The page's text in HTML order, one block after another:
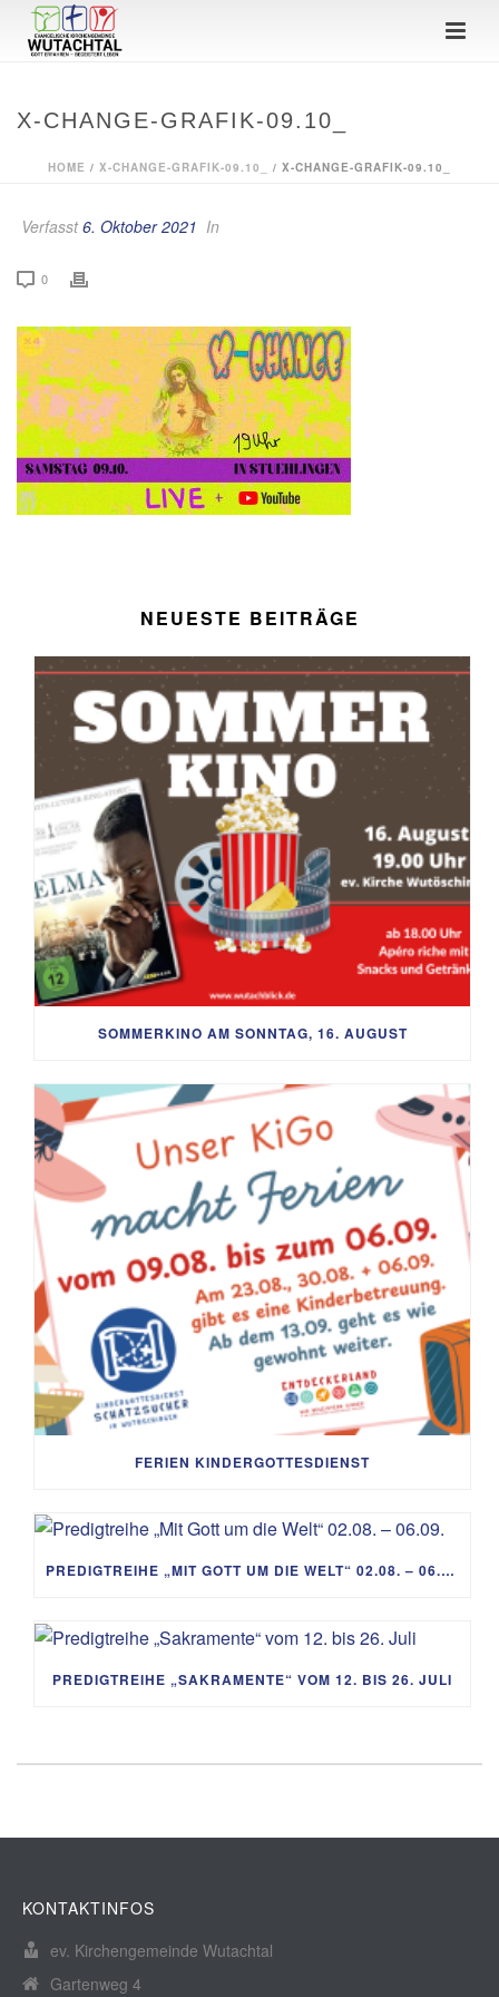
X-CHANGE-GRAFIK-09.10_
HOME / X-CHANGE-GRAFIK-09.10_ / X-CHANGE-GRAFIK-09.10_
Verfasst6. Oktober 2021 In
0
NEUESTE BEITRÄGE
SOMMERKINO AM SONNTAG, 16. AUGUST
FERIEN KINDERGOTTESDIENST
PREDIGTREIHE „MIT GOTT UM DIE WELT“ 02.08. – 06.09.
PREDIGTREIHE „SAKRAMENTE“ VOM 12. BIS 26. JULI
KONTAKTINFOS
ev. Kirchengemeinde Wutachtal
Gartenweg 4